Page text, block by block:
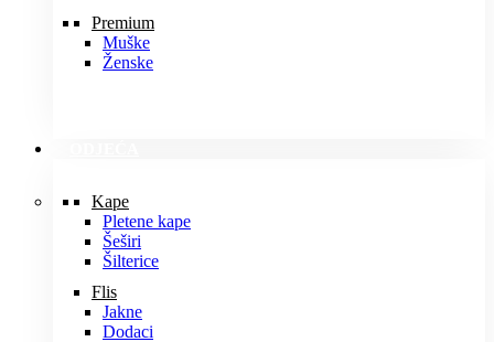
Premium
Muške
Ženske
Kape
Pletene kape
Šeširi
Šilterice
Flis
Jakne
Dodaci